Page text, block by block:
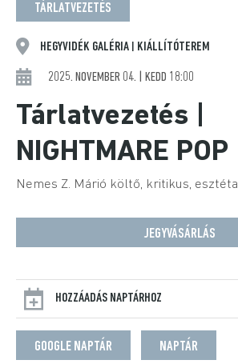
TÁRLATVEZETÉS
HEGYVIDÉK GALÉRIA KIÁLLÍTÓTEREM
2025. NOVEMBER 04. | KEDD 18:00
Tárlatvezetés |
NIGHTMARE POP
Nemes Z. Márió költő, kritikus, esztéta
JEGYVÁSÁRLÁS
HOZZÁADÁS NAPTÁRHOZ
GOOGLE NAPTÁR NAPTÁR